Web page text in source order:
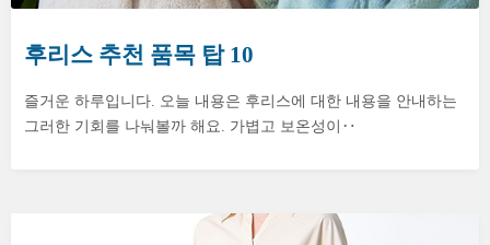
후리스 추천 품목 탑 10
즐거운 하루입니다. 오늘 내용은 후리스에 대한 내용을 안내하는
그러한 기회를 나눠볼까 해요. 가볍고 보온성이‥